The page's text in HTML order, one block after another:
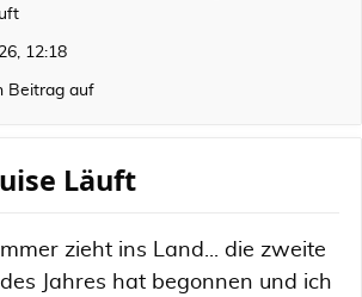
12:18
Beitrag auf
Läuft
zieht ins Land... die zweite
Jahres hat begonnen und ich